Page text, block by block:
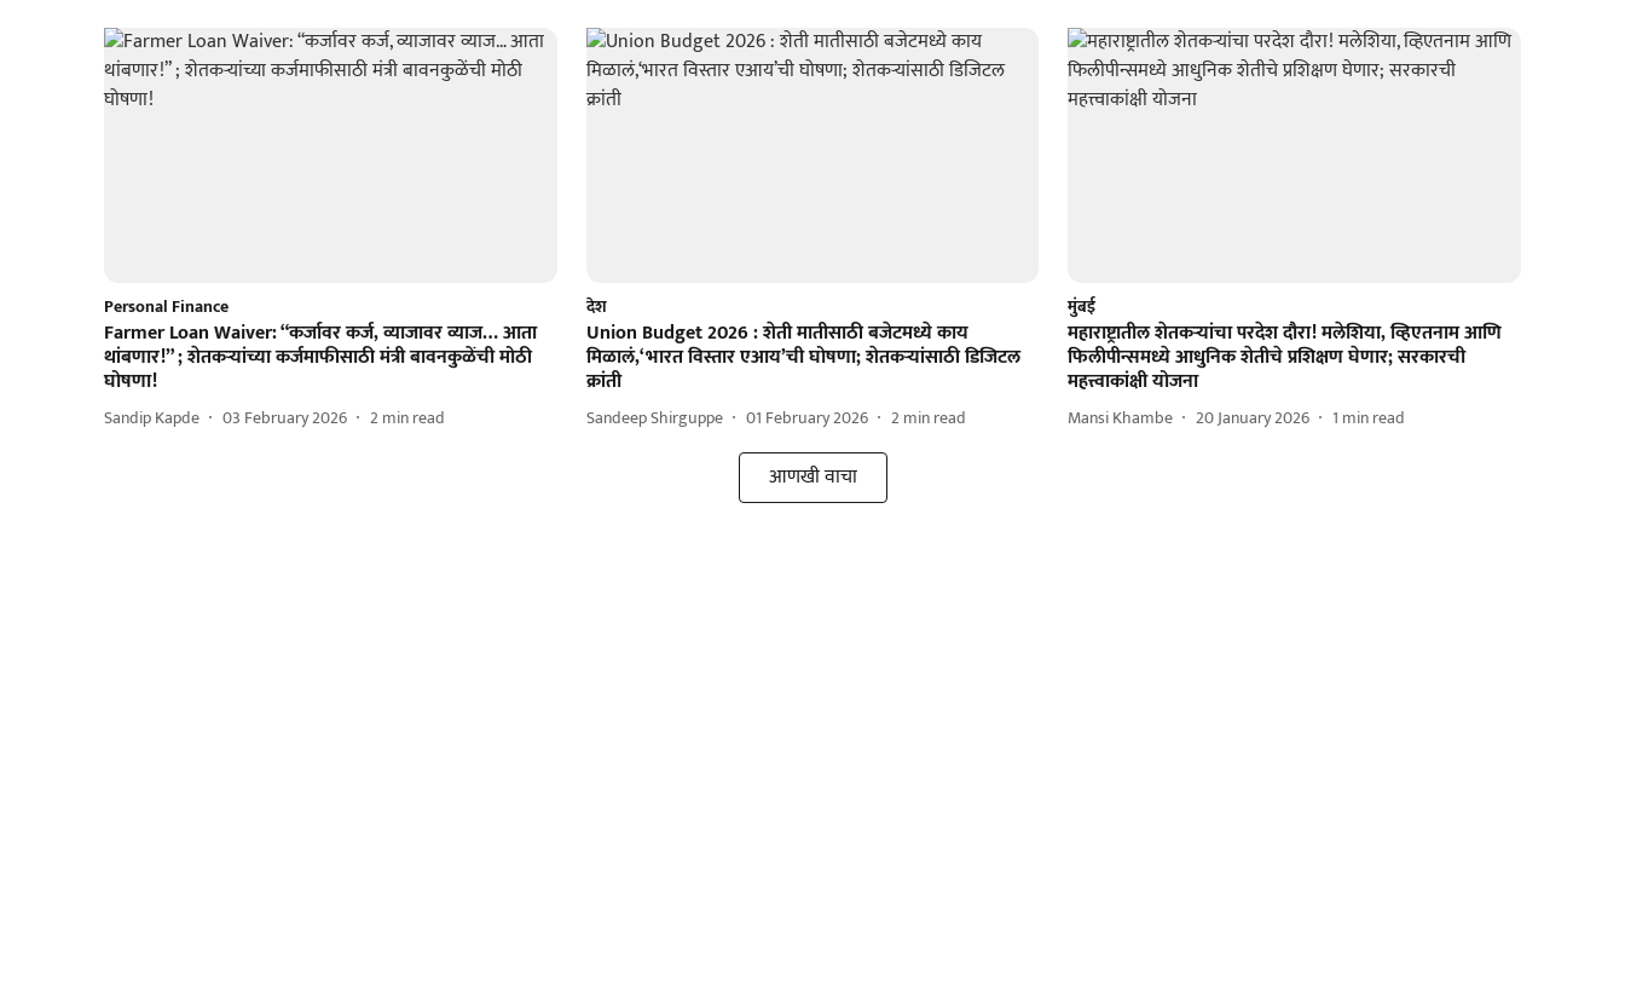
Personal Finance
Farmer Loan Waiver: “कर्जावर कर्ज, व्याजावर व्याज… आता
थांबणार!” ; शेतकऱ्यांच्या कर्जमाफीसाठी मंत्री बावनकुळेंची मोठी
घोषणा!
Sandip Kapde 03 February 2026 2min read
देश
Union Budget 2026 : शेती मातीसाठी बजेटमध्ये काय
मिळालं,‘भारत विस्तार एआय’ची घोषणा; शेतकऱ्यांसाठी डिजिटल
क्रांती
Sandeep Shirguppe 01 February 2026 2min read
मुंबई
महाराष्ट्रातील शेतकऱ्यांचा परदेश दौरा! मलेशिया, व्हिएतनाम आणि
फिलीपीन्समध्ये आधुनिक शेतीचे प्रशिक्षण घेणार; सरकारची
महत्त्वाकांक्षी योजना
Mansi Khambe 20 January 2026 1 min read
आणखी वाचा